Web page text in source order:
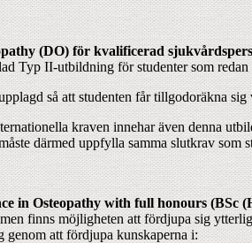
(DO) för kvalificerad
Typ II-utbildning för studenter som
så att studenten får tillgodoräkna
kraven innehar även denna
därmed uppfylla samma slutkrav
in Osteopathy with full honours (BSc
finns möjligheten att fördjupa sig
genom att fördjupa kunskaperna i: